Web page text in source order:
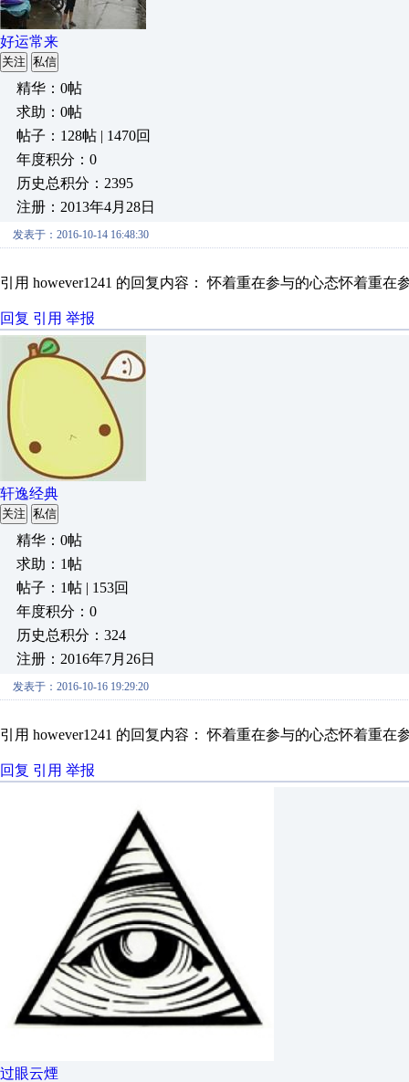
好运常来
关注 私信
精华：0帖
求助：0帖
帖子：128帖 | 1470回
年度积分：0
历史总积分：2395
注册：2013年4月28日
发表于：2016-10-14 16:48:30
引用 however1241 的回复内容： 怀着重在参与的心态怀着重在
回复 引用 举报
轩逸经典
关注 私信
精华：0帖
求助：1帖
帖子：1帖 | 153回
年度积分：0
历史总积分：324
注册：2016年7月26日
发表于：2016-10-16 19:29:20
引用 however1241 的回复内容： 怀着重在参与的心态怀着重在
回复 引用 举报
过眼云煙